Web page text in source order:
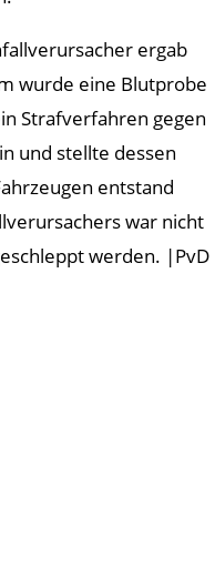
ergab
wurde eine Blutprobe
Strafverfahren gegen
und stellte dessen
entstand
war nicht
werden. |PvD